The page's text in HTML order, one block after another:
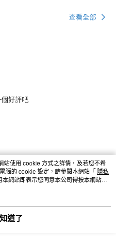
查看全部
好評吧
站使用 cookie 方式之詳情，及若您不希
腦的 cookie 設定，請參閱本網站「 隱私
網站即表示您同意本公司得按本網站使
道了